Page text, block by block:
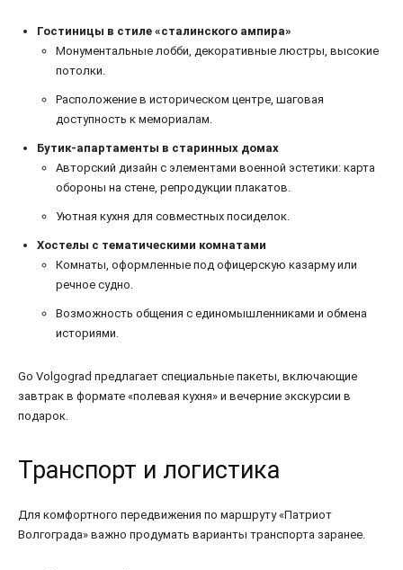
Гостиницы в стиле «сталинского ампира»
Монументальные лобби, декоративные люстры, высокие
потолки.
Расположение в историческом центре, шаговая
доступность к мемориалам.
Бутик-апартаменты в старинных домах
Авторский дизайн с элементами военной эстетики: карта
обороны на стене, репродукции плакатов.
Уютная кухня для совместных посиделок.
Хостелы с тематическими комнатами
Комнаты, оформленные под офицерскую казарму или
речное судно.
Возможность общения с единомышленниками и обмена
историями.
Go Volgograd предлагает специальные пакеты, включающие
завтрак в формате «полевая кухня» и вечерние экскурсии в
подарок.
Транспорт и логистика
Для комфортного передвижения по маршруту «Патриот
Волгограда» важно продумать варианты транспорта заранее.